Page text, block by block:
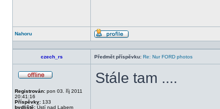
Nahoru
Profil
czech_rs Předmět příspěvku: Re: Nur FORD photos
Registrován: pon 03. říj 2011
20:41:16
Příspěvky: 133
bydliště: Ústí nad Labem
Stále tam ....